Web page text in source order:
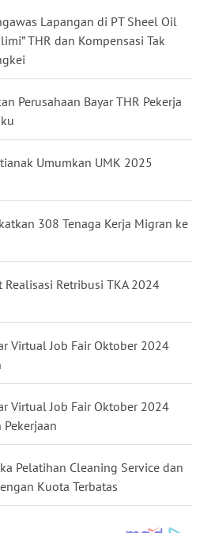
Lapangan di PT Sheel Oil
THR dan Kompensasi Tak
Perusahaan Bayar THR Pekerja
Umumkan UMK 2025
308 Tenaga Kerja Migran ke
Retribusi TKA 2024
Virtual Job Fair Oktober 2024
Virtual Job Fair Oktober 2024
Pelatihan Cleaning Service dan
Kuota Terbatas